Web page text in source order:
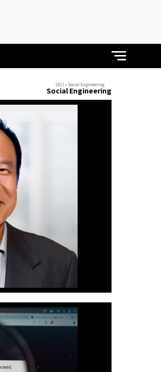
SECI » Social Engineering
Social Engineering